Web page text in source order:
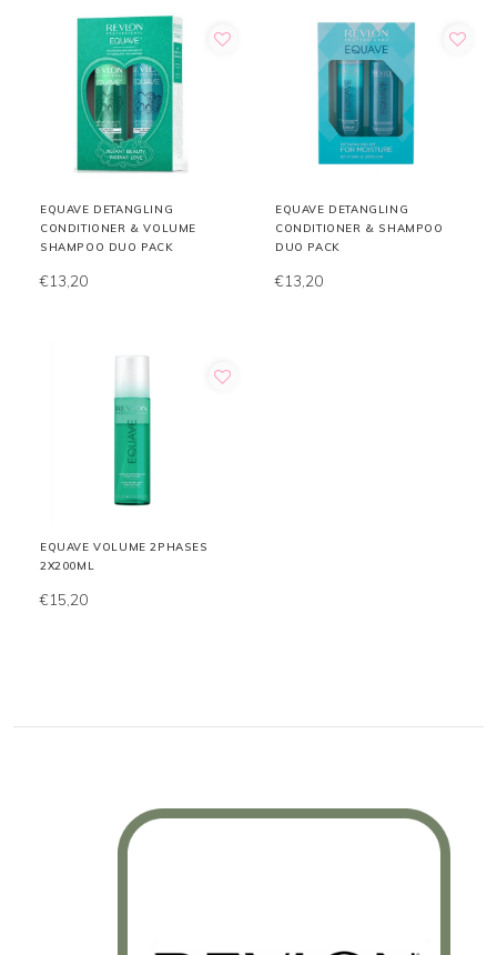
EQUAVE DETANGLING
CONDITIONER & VOLUME
SHAMPOO DUO PACK
€13,20
EQUAVE DETANGLING
CONDITIONER & SHAMPOO
DUO PACK
€13,20
EQUAVE VOLUME 2PHASES
2X200ML
€15,20